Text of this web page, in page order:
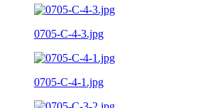
0705-C-4-3.jpg
0705-C-4-1.jpg